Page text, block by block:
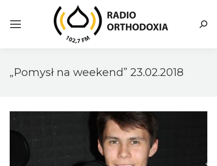
„Pomysł na weekend” 23.02.2018